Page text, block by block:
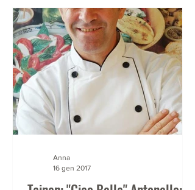
Anna
16 gen 2017